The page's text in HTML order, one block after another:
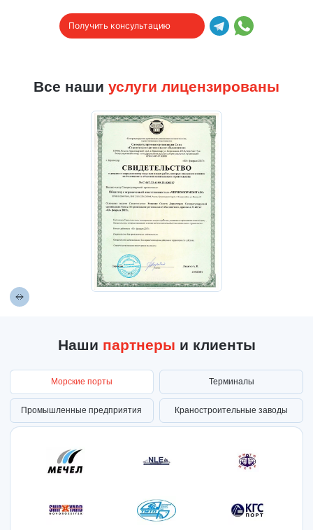
Получить консультацию
Все наши услуги лицензированы
Наши партнеры и клиенты
Морские порты Терминалы
Промышленные предприятия Краностроительные заводы